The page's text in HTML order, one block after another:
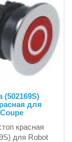
(502169S)
для
красная
для Robot